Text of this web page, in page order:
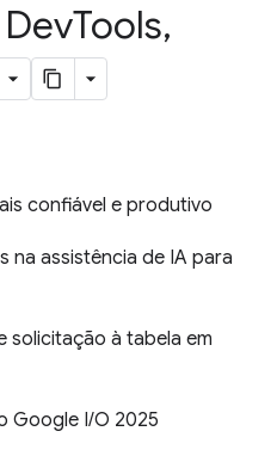
Tools,
confiável e produtivo
na assistência de IA para
solicitação à tabela em
Google I/O 2025